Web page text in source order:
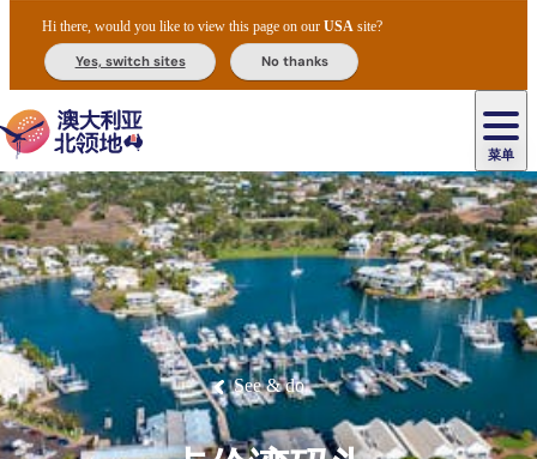
Hi there, would you like to view this page on ourUSA site?
Yes, switch sites No thanks
菜单
主
导
航
景
点
最
受
欢
迎
达
尔
文
爱
丽
斯
泉
乌
鲁
鲁
卡
卡
杜
国
家
公
园
李
治
菲
特
国
家
公
园
瓦
塔
卡
国
家
园
提
维
群
岛
东
阿
纳
姆
地
马
塔
兰
卡
温
泉
池
尼
特
米
鲁
克
国
家
公
园
卡
鲁
卡
鲁
/
魔
鬼
大
理
石
保
护
区
马
古
克
布
茨
奥
里
查
/
西
麦
克
唐
纳
国
家
体
验
住
民
文
化
体
验
美
食
攻
略
节
庆
与
活
动
户
外
和
探
险
自
然
和
野
生
动
植
物
历
史
和
产
钓
鱼
高
端
旅
游
露
营
和
豪
华
野
营
旅
行
灵
感
规
住
宿
导
游
陪
同
旅
程
租
车
和
交
通
See & do